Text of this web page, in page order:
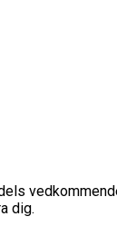
dig.